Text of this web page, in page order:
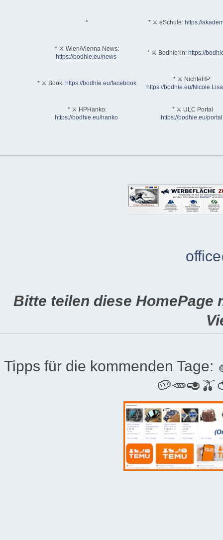
* * ⚔ eSchule: https://
* ⚔ Wien/Vienna News:
https://bodhie.eu/news
* ⚔ Bodhie*in: https://
* ⚔ Book: https://bodhie.eu/facebook
* ⚔ NichteHP:
https://bodhie.eu/
* ⚔ HPHanko:
https://bodhie.eu/hanko
* ⚔ ULC Portal
https://bodhie.eu/portal
Bitte teilen diese HomePage
Tipps für die kommenden